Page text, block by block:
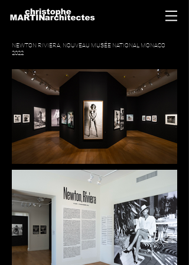
NEWTON RIVIERA, NOUVEAU MUSÉE NATIONAL MONACO
2022